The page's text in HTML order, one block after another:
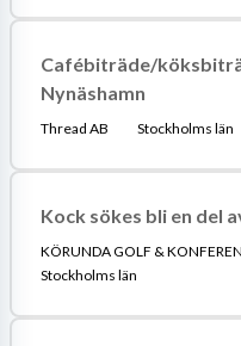
Cafébiträde/
Nynäshamn
Thread AB Stockholms län
Kock sökes bli en del
KÖRUNDA GOLF &
Stockholms län